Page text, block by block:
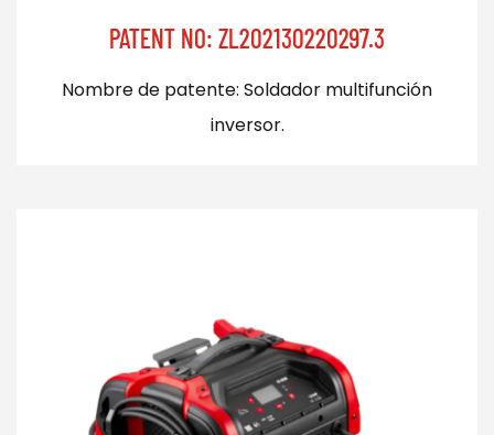
PATENT NO: ZL202130220297.3
Nombre de patente: Soldador multifunción
inversor.